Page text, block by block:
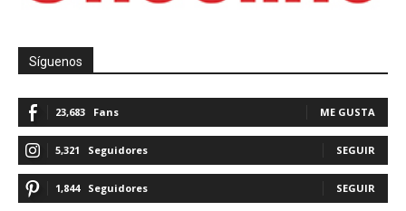
Síguenos
23,683 Fans ME GUSTA
5,321 Seguidores SEGUIR
1,844 Seguidores SEGUIR